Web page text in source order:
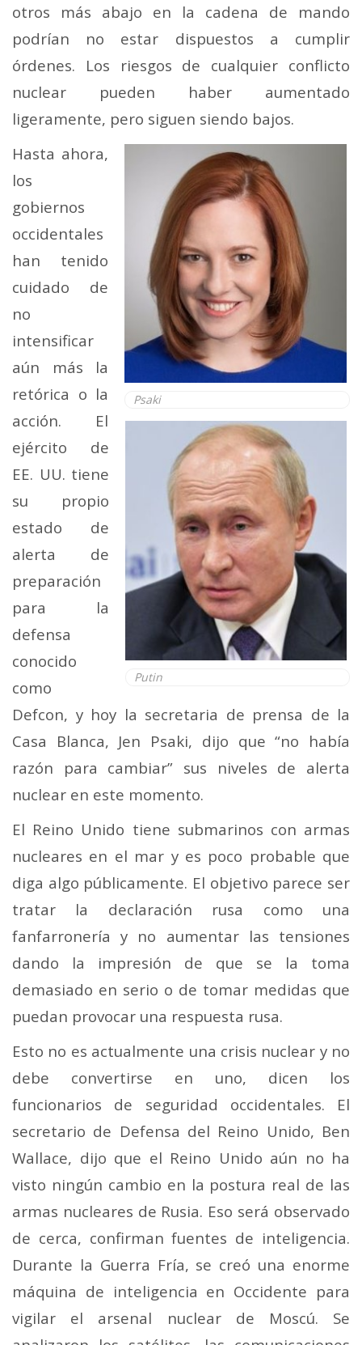
otros más abajo en la cadena de mando
podrían no estar dispuestos a cumplir
órdenes. Los riesgos de cualquier conflicto
nuclear pueden haber aumentado
ligeramente, pero siguen siendo bajos.
Psaki
Putin
Hasta ahora,
los
gobiernos
occidentales
han tenido
cuidado de
no
intensificar
aún más la
retórica o la
acción. El
ejército de
EE. UU. tiene
su propio
estado de
alerta de
preparación
para la
defensa
conocido
como
Defcon, y hoy la secretaria de prensa de la
Casa Blanca, Jen Psaki, dijo que “no había
razón para cambiar” sus niveles de alerta
nuclear en este momento.
El Reino Unido tiene submarinos con armas
nucleares en el mar y es poco probable que
diga algo públicamente. El objetivo parece ser
tratar la declaración rusa como una
fanfarronería y no aumentar las tensiones
dando la impresión de que se la toma
demasiado en serio o de tomar medidas que
puedan provocar una respuesta rusa.
Esto no es actualmente una crisis nuclear y no
debe convertirse en uno, dicen los
funcionarios de seguridad occidentales. El
secretario de Defensa del Reino Unido, Ben
Wallace, dijo que el Reino Unido aún no ha
visto ningún cambio en la postura real de las
armas nucleares de Rusia. Eso será observado
de cerca, confirman fuentes de inteligencia.
Durante la Guerra Fría, se creó una enorme
máquina de inteligencia en Occidente para
vigilar el arsenal nuclear de Moscú. Se